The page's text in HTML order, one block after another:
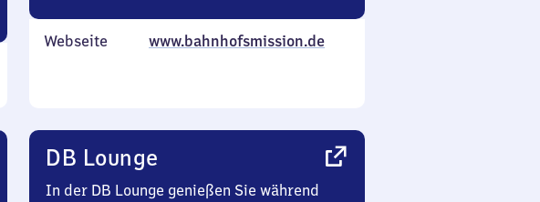
Webseite www.bahnhofsmission.de
DB Lounge
In der DB Lounge genießen Sie während